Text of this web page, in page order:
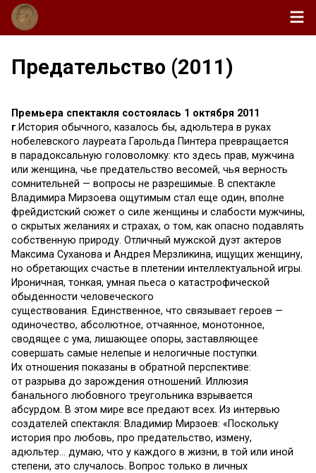
Предательство (2011)
Премьера спектакля состоялась 1 октября 2011
г.История обычного, казалось бы, адюльтера в руках
нобелевского лауреата Гарольда Пинтера превращается
в парадоксальную головоломку: кто здесь прав, мужчина
или женщина, чье предательство весомей, чья верность
сомнительней — вопросы не разрешимые. В спектакле
Владимира Мирзоева ощутимым стал еще один, вполне
фрейдистский сюжет о силе женщины и слабости мужчины,
о скрытых желаниях и страхах, о том, как опасно подавлять
собственную природу. Отличный мужской дуэт актеров
Максима Суханова и Андрея Мерзликина, ищущих женщину,
но обретающих счастье в плетении интеллектуальной игры.
Ироничная, тонкая, умная пьеса о катастрофической
обыденности человеческого
существования. Единственное, что связывает героев —
одиночество, абсолютное, отчаянное, монотонное,
сводящее с ума, лишающее опоры, заставляющее
совершать самые нелепые и нелогичные поступки.
Их отношения показаны в обратной перспективе:
от разрыва до зарождения отношений. Иллюзия
банального любовного треугольника взрывается
абсурдом. В этом мире все предают всех. Из интервью
создателей спектакля: Владимир Мирзоев: «Поскольку
история про любовь, про предательство, измену,
адюльтер… думаю, что у каждого в жизни, в той или иной
степени, это случалось. Вопрос только в личных